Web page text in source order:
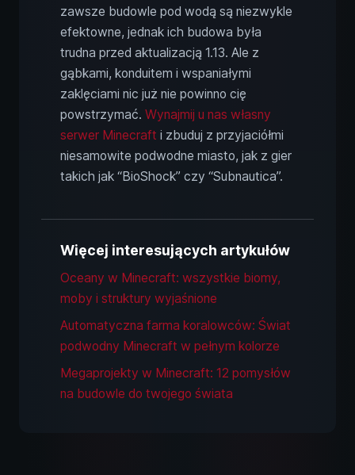
zawsze budowle pod wodą są niezwykle
efektowne, jednak ich budowa była
trudna przed aktualizacją 1.13. Ale z
gąbkami, konduitem i wspaniałymi
zaklęciami nic już nie powinno cię
powstrzymać. Wynajmij u nas własny
serwer Minecraft i zbuduj z przyjaciółmi
niesamowite podwodne miasto, jak z gier
takich jak “BioShock” czy “Subnautica”.
Więcej interesujących artykułów
Oceany w Minecraft: wszystkie biomy,
moby i struktury wyjaśnione
Automatyczna farma koralowców: Świat
podwodny Minecraft w pełnym kolorze
Megaprojekty w Minecraft: 12 pomysłów
na budowle do twojego świata